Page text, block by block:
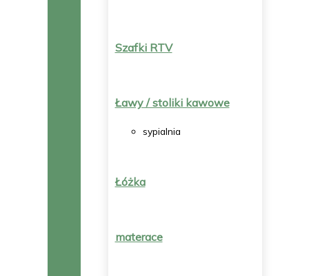
Szafki RTV
Ławy / stoliki kawowe
sypialnia
Łóżka
materace